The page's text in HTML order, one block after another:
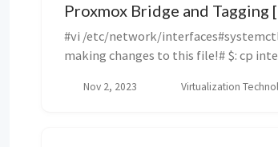
Proxmox Bridge and
#vi /etc/network/
making changes to this file!# $: cp
Nov 2, 2023 Virtualization